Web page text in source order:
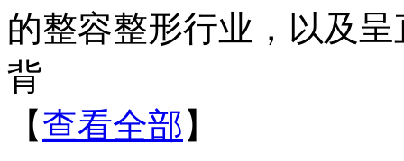
的整容整形行业，以及
背
【查看全部 】